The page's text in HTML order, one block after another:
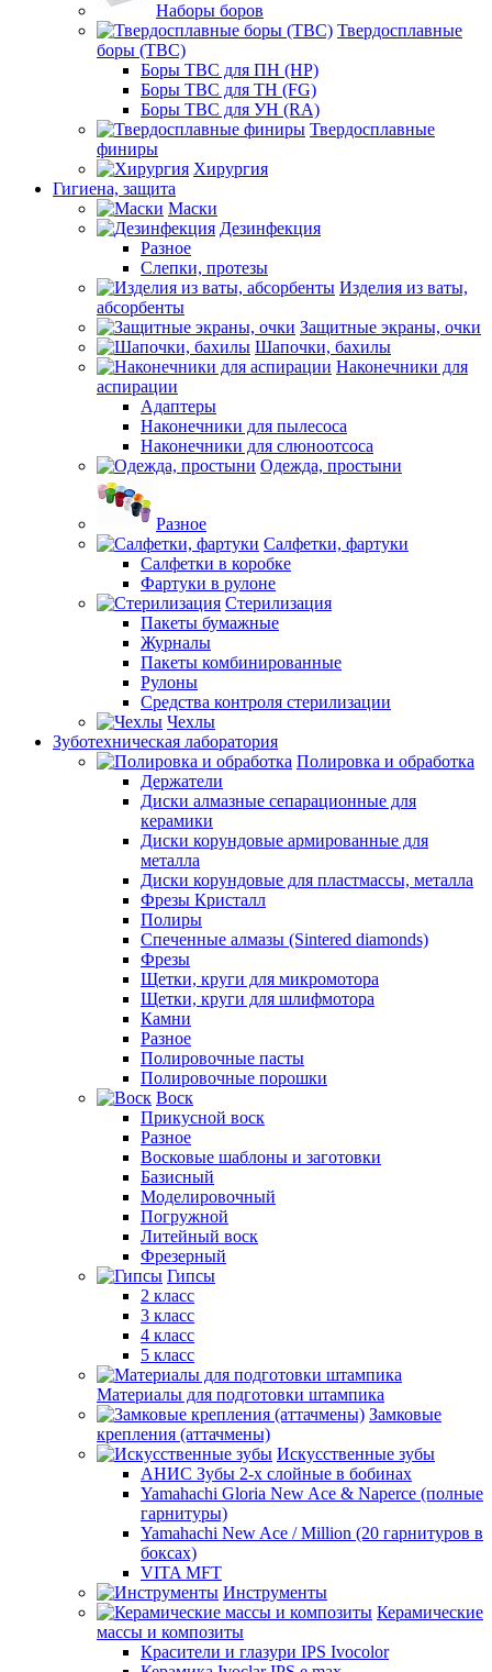
Наборы боров
Твердосплавные
боры (ТВС)
Боры ТВС для ПН (HP)
Боры ТВС для ТН (FG)
Боры ТВС для УН (RA)
Твердосплавные
финиры
Хирургия
Гигиена, защита
Маски
Дезинфекция
Разное
Слепки, протезы
Изделия из ваты,
абсорбенты
Защитные экраны, очки
Шапочки, бахилы
Наконечники для
аспирации
Адаптеры
Наконечники для пылесоса
Наконечники для слюноотсоса
Одежда, простыни
Разное
Салфетки, фартуки
Салфетки в коробке
Фартуки в рулоне
Стерилизация
Пакеты бумажные
Журналы
Пакеты комбинированные
Рулоны
Средства контроля стерилизации
Чехлы
Зуботехническая лаборатория
Полировка и обработка
Держатели
Диски алмазные сепарационные для
керамики
Диски корундовые армированные для
металла
Диски корундовые для пластмассы, металла
Фрезы Кристалл
Полиры
Спеченные алмазы (Sintered diamonds)
Фрезы
Щетки, круги для микромотора
Щетки, круги для шлифмотора
Камни
Разное
Полировочные пасты
Полировочные порошки
Воск
Прикусной воск
Разное
Восковые шаблоны и заготовки
Базисный
Моделировочный
Погружной
Литейный воск
Фрезерный
Гипсы
2 класс
3 класс
4 класс
5 класс
Материалы для подготовки штампика
Замковые
крепления (аттачмены)
Искусственные зубы
АНИС Зубы 2-х слойные в бобинах
Yamahachi Gloria New Ace & Naperce (полные
гарнитуры)
Yamahachi New Ace / Million (20 гарнитуров в
боксах)
VITA MFT
Инструменты
Керамические
массы и композиты
Красители и глазури IPS Ivocolor